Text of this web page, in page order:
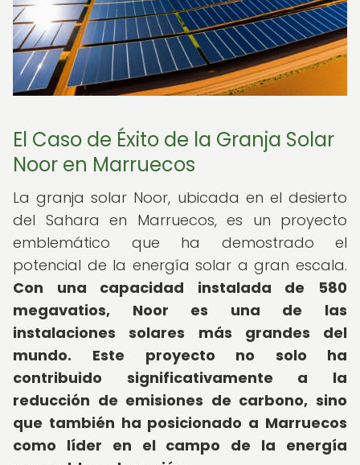
El Caso de Éxito de la Granja Solar
Noor en Marruecos
La granja solar Noor, ubicada en el desierto
del Sahara en Marruecos, es un proyecto
emblemático que ha demostrado el
potencial de la energía solar a gran escala.
Con una capacidad instalada de 580
megavatios, Noor es una de las
instalaciones solares más grandes del
mundo.
Este proyecto no solo ha
contribuido significativamente a la
reducción de emisiones de carbono, sino
que también ha posicionado a Marruecos
como líder en el campo de la energía